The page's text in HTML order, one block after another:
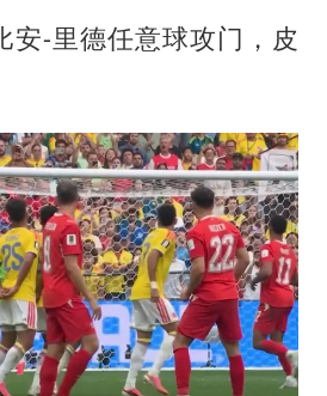
安-里德任意球攻门，皮